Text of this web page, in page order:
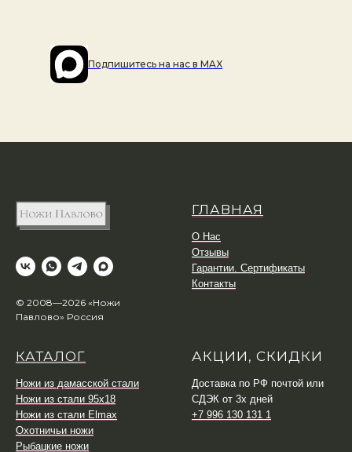
Подпишитесь на наc в MAX
© 2008—2026 «Ножи
Павлово» Россия
ГЛАВНАЯ
О Нас
Отзывы
Гарантии. Сертификаты
Контакты
КАТАЛОГ
Ножи из дамасской стали
Ножи из стали 95х18
Ножи из стали Elmax
Охотничьи ножи
Рыбацкие ножи
АКЦИИ, СКИДКИ
Доставка по РФ почтой или
СДЭК от 3х дней
+7 996 130 131 1